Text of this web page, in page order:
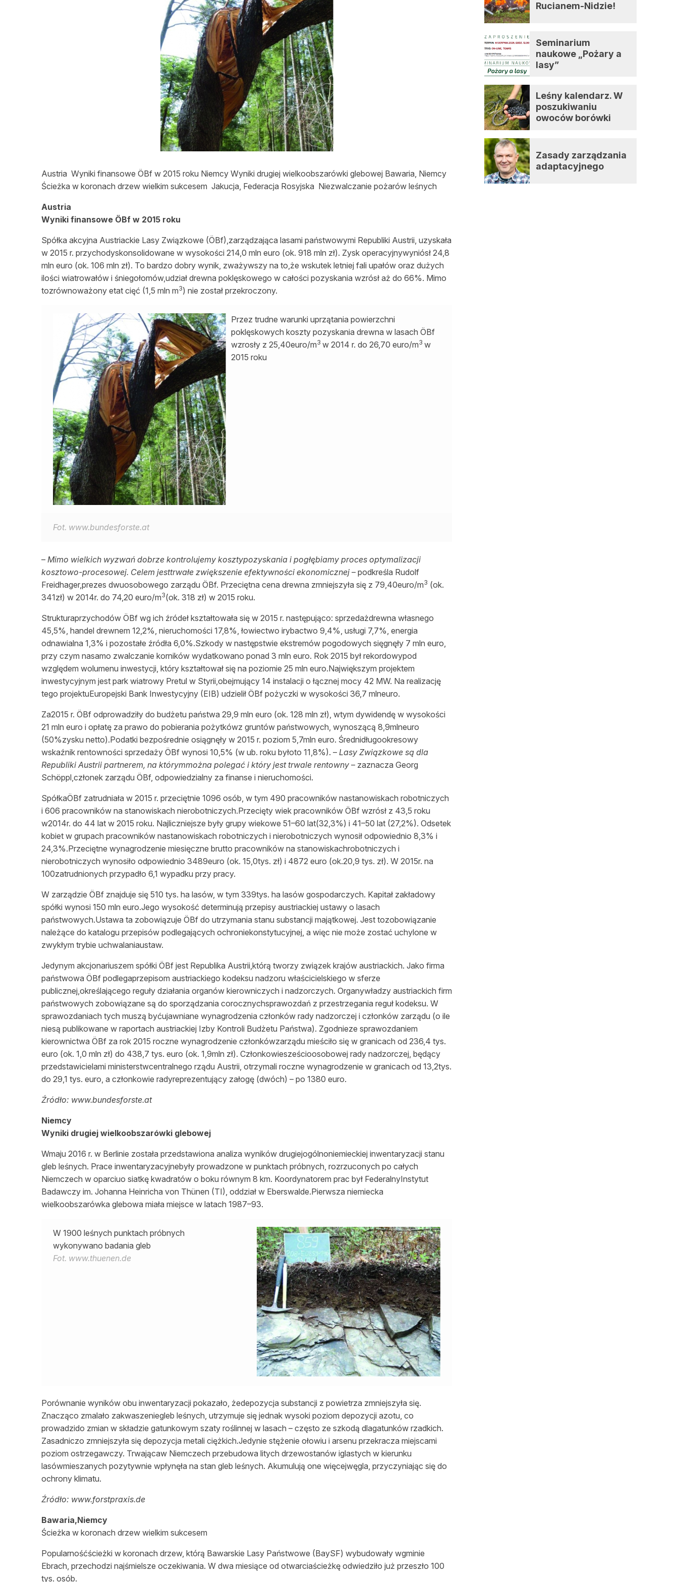
Lasy prywatne
Austria Wyniki finansowe ÖBf w 2015 roku Niemcy Wyniki drugiej wielkoobszarówki glebowej Bawaria, Niemcy
Ścieżka w koronach drzew wielkim sukcesem Jakucja, Federacja Rosyjska Niezwalczanie pożarów leśnych
Austria
Wyniki finansowe ÖBf w 2015 roku
Spółka akcyjna Austriackie Lasy Związkowe (ÖBf),zarządzająca lasami państwowymi Republiki Austrii, uzyskała
w 2015 r. przychodyskonsolidowane w wysokości 214,0 mln euro (ok. 918 mln zł). Zysk operacyjnywyniósł 24,8
mln euro (ok. 106 mln zł). To bardzo dobry wynik, zważywszy na to,że wskutek letniej fali upałów oraz dużych
ilości wiatrowałów i śniegołomów,udział drewna poklęskowego w całości pozyskania wzrósł aż do 66%. Mimo
tozrównoważony etat cięć (1,5 mln m3) nie został przekroczony.
Przez trudne warunki uprzątania powierzchni
poklęskowych koszty pozyskania drewna w lasach ÖBf
wzrosły z 25,40euro/m3 w 2014 r. do 26,70 euro/m3 w
2015 roku
Fot. www.bundesforste.at
– Mimo wielkich wyzwań dobrze kontrolujemy kosztypozyskania i pogłębiamy proces optymalizacji
kosztowo-procesowej. Celem jesttrwałe zwiększenie efektywności ekonomicznej – podkreśla Rudolf
Freidhager,prezes dwuosobowego zarządu ÖBf. Przeciętna cena drewna zmniejszyła się z 79,40euro/m3 (ok.
341zł) w 2014r. do 74,20 euro/m3(ok. 318 zł) w 2015 roku.
Strukturaprzychodów ÖBf wg ich źródeł kształtowała się w 2015 r. następująco: sprzedażdrewna własnego
45,5%, handel drewnem 12,2%, nieruchomości 17,8%, łowiectwo irybactwo 9,4%, usługi 7,7%, energia
odnawialna 1,3% i pozostałe źródła 6,0%.Szkody w następstwie ekstremów pogodowych sięgnęły 7 mln euro,
przy czym nasamo zwalczanie korników wydatkowano ponad 3 mln euro. Rok 2015 był rekordowypod
względem wolumenu inwestycji, który kształtował się na poziomie 25 mln euro.Największym projektem
inwestycyjnym jest park wiatrowy Pretul w Styrii,obejmujący 14 instalacji o łącznej mocy 42 MW. Na realizację
tego projektuEuropejski Bank Inwestycyjny (EIB) udzielił ÖBf pożyczki w wysokości 36,7 mlneuro.
Za2015 r. ÖBf odprowadziły do budżetu państwa 29,9 mln euro (ok. 128 mln zł), wtym dywidendę w wysokości
21 mln euro i opłatę za prawo do pobierania pożytkówz gruntów państwowych, wynoszącą 8,9mlneuro
(50%zysku netto).Podatki bezpośrednie osiągnęły w 2015 r. poziom 5,7mln euro. Średnidługookresowy
wskaźnik rentowności sprzedaży ÖBf wynosi 10,5% (w ub. roku byłoto 11,8%). – Lasy Związkowe są dla
Republiki Austrii partnerem, na którymmożna polegać i który jest trwale rentowny – zaznacza Georg
Schöppl,członek zarządu ÖBf, odpowiedzialny za finanse i nieruchomości.
SpółkaÖBf zatrudniała w 2015 r. przeciętnie 1096 osób, w tym 490 pracowników nastanowiskach robotniczych
i 606 pracowników na stanowiskach nierobotniczych.Przecięty wiek pracowników ÖBf wzrósł z 43,5 roku
w2014r. do 44 lat w 2015 roku. Najliczniejsze były grupy wiekowe 51–60 lat(32,3%) i 41–50 lat (27,2%). Odsetek
kobiet w grupach pracowników nastanowiskach robotniczych i nierobotniczych wynosił odpowiednio 8,3% i
24,3%.Przeciętne wynagrodzenie miesięczne brutto pracowników na stanowiskachrobotniczych i
nierobotniczych wynosiło odpowiednio 3489euro (ok. 15,0tys. zł) i 4872 euro (ok.20,9 tys. zł). W 2015r. na
100zatrudnionych przypadło 6,1 wypadku przy pracy.
W zarządzie ÖBf znajduje się 510 tys. ha lasów, w tym 339tys. ha lasów gospodarczych. Kapitał zakładowy
spółki wynosi 150 mln euro.Jego wysokość determinują przepisy austriackiej ustawy o lasach
państwowych.Ustawa ta zobowiązuje ÖBf do utrzymania stanu substancji majątkowej. Jest tozobowiązanie
należące do katalogu przepisów podlegających ochroniekonstytucyjnej, a więc nie może zostać uchylone w
zwykłym trybie uchwalaniaustaw.
Jedynym akcjonariuszem spółki ÖBf jest Republika Austrii,którą tworzy związek krajów austriackich. Jako firma
państwowa ÖBf podlegaprzepisom austriackiego kodeksu nadzoru właścicielskiego w sferze
publicznej,określającego reguły działania organów kierowniczych i nadzorczych. Organywładzy austriackich firm
państwowych zobowiązane są do sporządzania corocznychsprawozdań z przestrzegania reguł kodeksu. W
sprawozdaniach tych muszą byćujawniane wynagrodzenia członków rady nadzorczej i członków zarządu (o ile
niesą publikowane w raportach austriackiej Izby Kontroli Budżetu Państwa). Zgodnieze sprawozdaniem
kierownictwa ÖBf za rok 2015 roczne wynagrodzenie członkówzarządu mieściło się w granicach od 236,4 tys.
euro (ok. 1,0 mln zł) do 438,7 tys. euro (ok. 1,9mln zł). Członkowiesześcioosobowej rady nadzorczej, będący
przedstawicielami ministerstwcentralnego rządu Austrii, otrzymali roczne wynagrodzenie w granicach od 13,2tys.
do 29,1 tys. euro, a członkowie radyreprezentujący załogę (dwóch) – po 1380 euro.
Źródło: www.bundesforste.at
Niemcy
Wyniki drugiej wielkoobszarówki glebowej
Wmaju 2016 r. w Berlinie została przedstawiona analiza wyników drugiejogólnoniemieckiej inwentaryzacji stanu
gleb leśnych. Prace inwentaryzacyjnebyły prowadzone w punktach próbnych, rozrzuconych po całych
Niemczech w oparciuo siatkę kwadratów o boku równym 8 km. Koordynatorem prac był FederalnyInstytut
Badawczy im. Johanna Heinricha von Thünen (TI), oddział w Eberswalde.Pierwsza niemiecka
wielkoobszarówka glebowa miała miejsce w latach 1987–93.
W 1900 leśnych punktach próbnych
wykonywano badania gleb
Fot. www.thuenen.de
Porównanie wyników obu inwentaryzacji pokazało, żedepozycja substancji z powietrza zmniejszyła się.
Znacząco zmalało zakwaszeniegleb leśnych, utrzymuje się jednak wysoki poziom depozycji azotu, co
prowadzido zmian w składzie gatunkowym szaty roślinnej w lasach – często ze szkodą dlagatunków rzadkich.
Zasadniczo zmniejszyła się depozycja metali ciężkich.Jedynie stężenie ołowiu i arsenu przekracza miejscami
poziom ostrzegawczy. Trwającaw Niemczech przebudowa litych drzewostanów iglastych w kierunku
lasówmieszanych pozytywnie wpłynęła na stan gleb leśnych. Akumulują one więcejwęgla, przyczyniając się do
ochrony klimatu.
Źródło: www.forstpraxis.de
Bawaria,Niemcy
Ścieżka w koronach drzew wielkim sukcesem
Popularnośćścieżki w koronach drzew, którą Bawarskie Lasy Państwowe (BaySF) wybudowały wgminie
Ebrach, przechodzi najśmielsze oczekiwania. W dwa miesiące od otwarciaścieżkę odwiedziło już przeszło 100
tys. osób.
Rucianem-Nidzie!
Seminarium
naukowe „Pożary a
lasy”
Leśny kalendarz. W
poszukiwaniu
owoców borówki
Zasady zarządzania
adaptacyjnego